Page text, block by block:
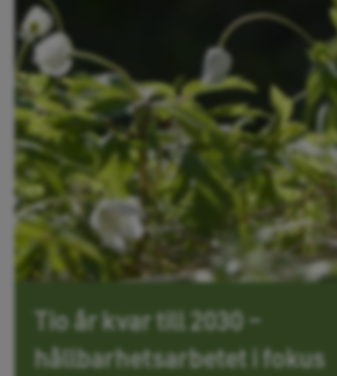
Tio år kvar till 2030 –
hållbarhetsarbetet i fokus